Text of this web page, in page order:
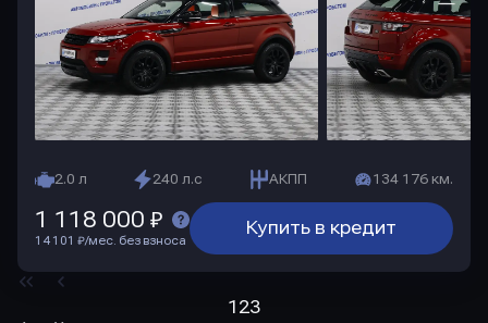
2.0 л 240 л.с АКПП 134 176 км.
Купить в кредит
1 118 000 ₽
14 101 ₽/мес. без взноса
1 23